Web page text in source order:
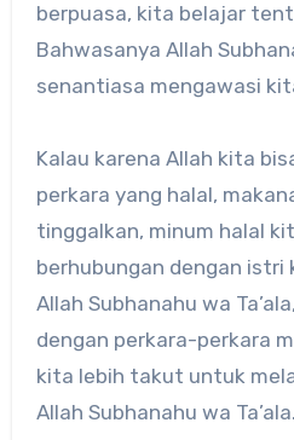
berpuasa, kita belajar
Bahwasanya Allah
senantiasa mengawasi
Kalau karena Allah kita
perkara yang halal,
tinggalkan, minum halal
berhubungan dengan
Allah Subhanahu wa
dengan perkara-perkara
kita lebih takut untuk
Allah Subhanahu wa Ta’ala.